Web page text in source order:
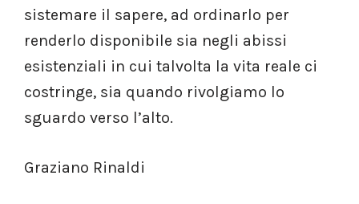
sistemare il sapere, ad ordinarlo per
renderlo disponibile sia negli abissi
esistenziali in cui talvolta la vita reale ci
costringe, sia quando rivolgiamo lo
sguardo verso l’alto.
Graziano Rinaldi